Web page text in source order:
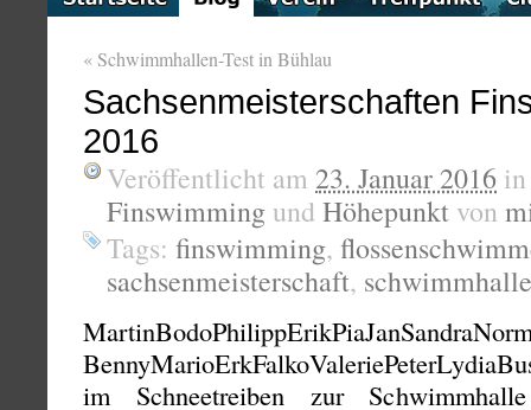
« Schwimmhallen-Test in Bühlau
Sachsenmeisterschaften
2016
Veröffentlicht am 23. Januar 2016
Finswimming und Höhepunkt von
Tags: finswimming,
sachsenmeisterschaft, schwimmhalle
im Schneetreiben zur